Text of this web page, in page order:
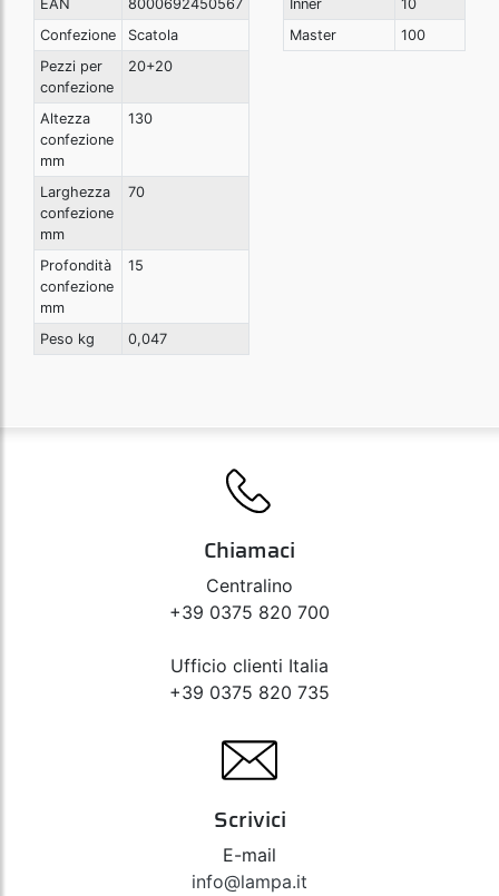
EAN
8000692450567
Confezione
Scatola
Pezzi per
confezione
20+20
Altezza
confezione
mm
130
Larghezza
confezione
mm
70
Profondità
confezione
mm
15
Peso kg 0,047
Inner
10
Master
100
Chiamaci
Centralino
+39 0375 820 700
Ufficio clienti Italia
+39 0375 820 735
Scrivici
E-mail
info@lampa.it